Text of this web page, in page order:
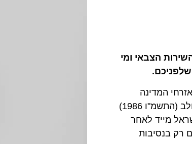
הצבאי ומי
המדינה
בהגיעם לגיל 18, והוא מעוגן בחוק שירות ביטחון – נוסח משולב (התשמ"ו 1986)
מייד לאחר
רק בנסיבות